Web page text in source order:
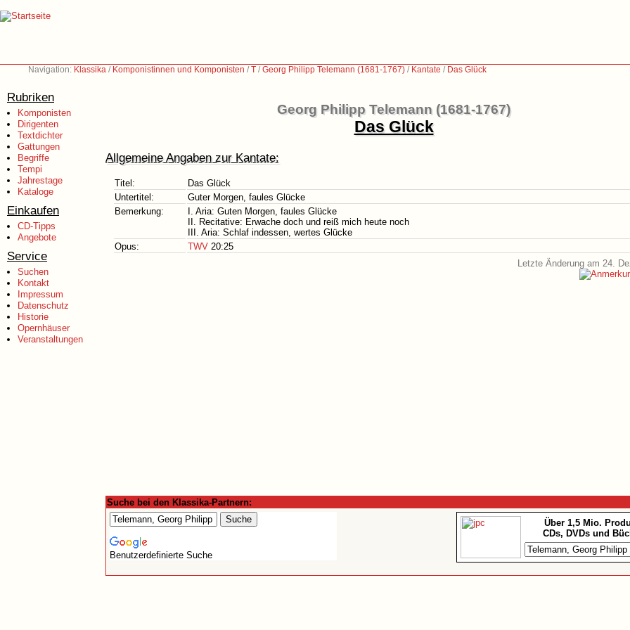
Navigation: Klassika / Komponistinnen und Komponisten /T /Georg Philipp Telemann (1681-1767) / Kantate / Das Glück
Rubriken
Komponisten
Dirigenten
Textdichter
Gattungen
Begriffe
Tempi
Jahrestage
Kataloge
Einkaufen
CD-Tipps
Angebote
Service
Suchen
Kontakt
Impressum
Datenschutz
Historie
Opernhäuser
Veranstaltungen
Georg Philipp Telemann (1681-1767)
Das Glück
Allgemeine Angaben zur Kantate:
Titel:
Das Glück
Untertitel:
Guter Morgen, faules Glücke
Bemerkung:
I. Aria: Guten Morgen, faules Glücke
II. Recitative: Erwache doch und reiß mich heute noch
III. Aria: Schlaf indessen, wertes Glücke
Opus:
TWV 20:25
Letzte Änderung am 24.
Suche bei den Klassika-Partnern:
Benutzerdefinierte Suche
Über 1,5 Mio.
CDs, DVDs und